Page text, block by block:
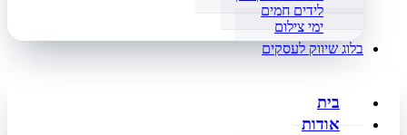
לידים חמים
ימי צילום
בלוג שיווק לעסקים
בית
אודות